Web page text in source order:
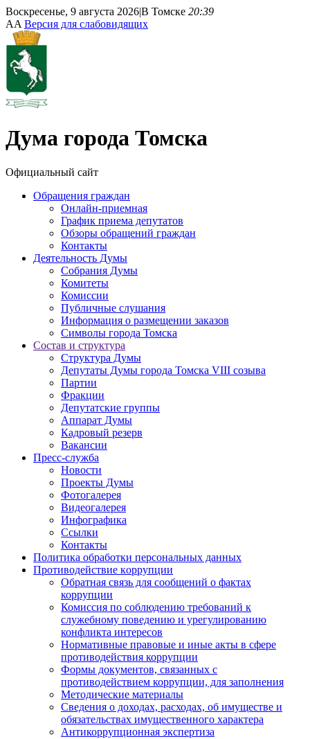
Воскресенье, 9 августа 2026|В Томске 20:39
AA Версия для слабовидящих
Дума города Томска
Официальный сайт
Обращения граждан
Онлайн-приемная
График приема депутатов
Обзоры обращений граждан
Контакты
Деятельность Думы
Собрания Думы
Комитеты
Комиссии
Публичные слушания
Информация о размещении заказов
Символы города Томска
Состав и структура
Структура Думы
Депутаты Думы города Томска VIII созыва
Партии
Фракции
Депутатские группы
Аппарат Думы
Кадровый резерв
Вакансии
Пресс-служба
Новости
Проекты Думы
Фотогалерея
Видеогалерея
Инфографика
Ссылки
Контакты
Политика обработки персональных данных
Прoтивoдeйствие кoрpупции
Обратная связь для сообщений о фактах
коррупции
Комиссия по соблюдению требований к
служебному поведению и урегулированию
конфликта интересов
Нормативные правовые и иные акты в сфере
противодействия коррупции
Формы документов, связанных с
противодействием коррупции, для заполнения
Методические материалы
Сведения о доходах, расходах, об имуществе и
обязательствах имущественного характера
Антикоррупционная экспертиза